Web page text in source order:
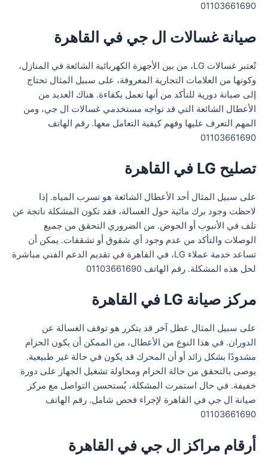
01103661690
صيانة غسالات ال جي في القاهرة
تُعتبر غسالات LG، من بين الأجهزة الكهربائية الشائعة في المنازل،
وكونها من العلامات التجارية المعروفة، على سبيل المثال تحتاج
إلى صيانة دورية للتأكد من أنها تعمل بكفاءة. هناك العديد من
الأعطال الشائعة التي قد تواجه مستخدمي غسالات ال جي، ومن
المهم التعرف عليها وفهم كيفية التعامل معها. رقم الهاتف
01103661690
تصليح LG في القاهرة
على سبيل المثال أحد الأعطال الشائعة هو تسرب المياه. إذا
لاحظت وجود برك مائية حول الغسالة، فقد تكون المشكلة ناتجة عن
تلف في الأنبوب أو الحوض. من الضروري التحقق من جميع
الوصلات والتأكد من عدم وجود أي شقوق أو تشققات. يمكن أن
تساعد خدمة عملاء LG، في القاهرة في تقديم الدعم الفني مباشرة
لحل هذه المشكلة. رقم الهاتف 01103661690
مركز صيانة LG في القاهرة
على سبيل المثال عطل آخر قد يتكرر هو توقف الغسالة عن
الدوران. في هذا النوع من الأعطال، من الممكن أن يكون الحزام
مشدودًا بشكل زائد أو أن المحرك قد يكون في حالة غير طبيعية.
يوصى بالتحقق من حالة الحزام ومحاولة تشغيل الجهاز على دورة
خفيفة. في حال استمرت المشكلة، يُستحسن التواصل مع مركز
صيانة ال جي في القاهرة لإجراء فحص شامل. رقم الهاتف
01103661690
أرقام مراكز ال جي في القاهرة